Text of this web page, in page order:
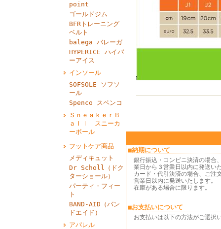
point
ゴールドジム
BFRトレーニング
ベルト
balega バレーガ
HYPERICE ハイパ
ーアイス
インソール
SOFSOLE ソフソ
ール
Spenco スペンコ
ＳｎｅａｋｅｒＢ
ａｌｌ スニーカ
ーボール
フットケア商品
メディキュット
Dr Scholl（ドク
ターショール）
パーティ・フィー
ト
BAND‐AID（バン
ドエイド）
アパレル
■納期について
銀行振込・コンビニ決済の場合
業日から３営業日以内に発送い
カード・代引決済の場合、ご注
営業日以内に発送いたします。
在庫がある場合に限ります。
■お支払いについて
お支払いは以下の方法がご選択